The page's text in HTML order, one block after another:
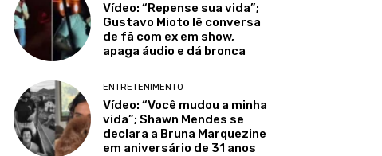
Vídeo: “Repense sua vida”;
Gustavo Mioto lê conversa
de fã com ex em show,
apaga áudio e dá bronca
ENTRETENIMENTO
Vídeo: “Você mudou a minha
vida”; Shawn Mendes se
declara a Bruna Marquezine
em aniversário de 31 anos